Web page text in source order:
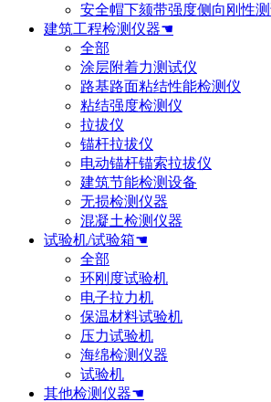
安全帽下颏带强度侧向刚性
建筑工程检测仪器☚
全部
涂层附着力测试仪
路基路面粘结性能检测仪
粘结强度检测仪
拉拔仪
锚杆拉拔仪
电动锚杆锚索拉拔仪
建筑节能检测设备
无损检测仪器
混凝土检测仪器
试验机/试验箱☚
全部
环刚度试验机
电子拉力机
保温材料试验机
压力试验机
海绵检测仪器
试验机
其他检测仪器☚